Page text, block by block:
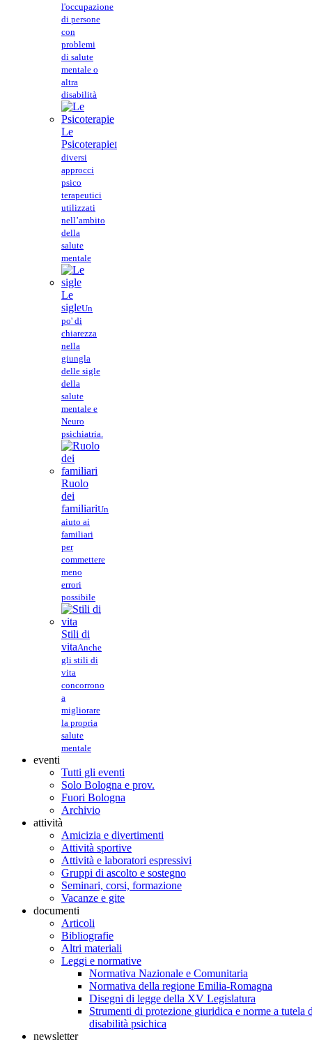
l'occupazione
di persone
con
problemi
di salute
mentale o
altra
disabilità
Le
PsicoterapieI
diversi
approcci
psico
terapeutici
utilizzati
nell’ambito
della
salute
mentale
Le
sigleUn
po' di
chiarezza
nella
giungla
delle sigle
della
salute
mentale e
Neuro
psichiatria.
Ruolo
dei
familiariUn
aiuto ai
familiari
per
commettere
meno
errori
possibile
Stili di
vitaAnche
gli stili di
vita
concorrono
a
migliorare
la propria
salute
mentale
eventi
Tutti gli eventi
Solo Bologna e prov.
Fuori Bologna
Archivio
attività
Amicizia e divertimenti
Attività sportive
Attività e laboratori espressivi
Gruppi di ascolto e sostegno
Seminari, corsi, formazione
Vacanze e gite
documenti
Articoli
Bibliografie
Altri materiali
Leggi e normative
Normativa Nazionale e Comunitaria
Normativa della regione Emilia-Romagna
Disegni di legge della XV Legislatura
Strumenti di protezione giuridica e norme a tutela
disabilità psichica
newsletter